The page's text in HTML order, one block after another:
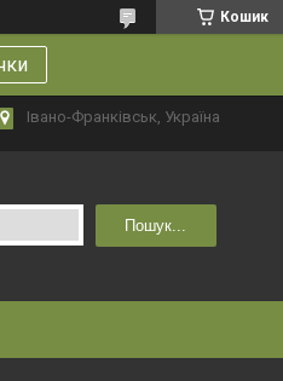
Кошик
Івано-Франківськ, Україна
Пошук...